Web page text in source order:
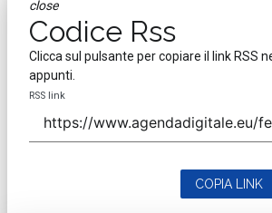
close
Codice Rss
Clicca sul pulsante per copiare il link RSS
appunti.
RSS link
COPIA LINK